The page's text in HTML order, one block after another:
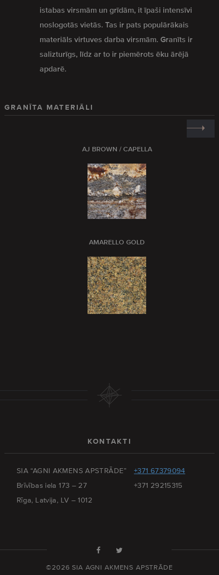
istabas virsmām un grīdām, it īpaši intensīvi
noslogotās vietās. Tas ir pats populārākais
materiāls virtuves darba virsmām. Granīts ir
salizturīgs, līdz ar to ir piemērots ēku ārējā
apdarē.
GRANĪTA MATERIĀLI
AJ BROWN / CAPELLA
AMARELLO GOLD
KONTAKTI
SIA “AGNI AKMENS APSTRĀDE”
Brīvības iela 173 – 27
Rīga, Latvija, LV – 1012
+371 67379094
+371 29215315
©2026 SIA AGNI AKMENS APSTRĀDE